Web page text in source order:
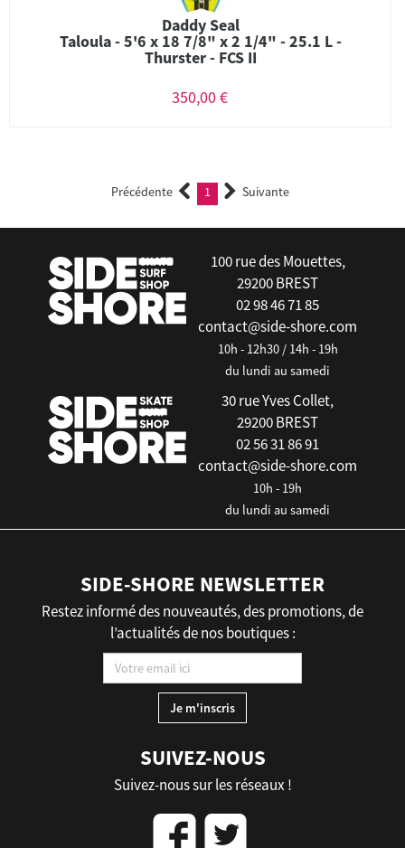
Daddy Seal
Taloula - 5'6 x 18 7/8" x 2 1/4" - 25.1 L -
Thurster - FCS II
350,00 €
Précédente 1 (current)Suivante
100 rue des Mouettes,
29200 BREST
02 98 46 71 85
contact@side-shore.com
10h - 12h30 / 14h - 19h
du lundi au samedi
30 rue Yves Collet,
29200 BREST
02 56 31 86 91
contact@side-shore.com
10h - 19h
du lundi au samedi
SIDE-SHORE NEWSLETTER
Restez informé des nouveautés, des promotions, de
l’actualités de nos boutiques :
SUIVEZ-NOUS
Suivez-nous sur les réseaux !